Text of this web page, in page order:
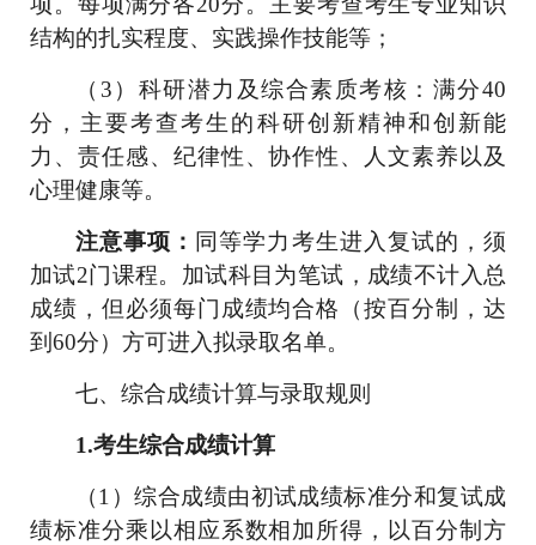
结构的扎实程度、实践操作技能等 ；
（ 3 ）科研潜力及综合素质考核 ：满分40
分， 主要考查考生的科研创新精神和创新能
力、责任感、纪律性、协作性、人文素养以及
心理健康等。
注意事项： 同等学力考生进入复试的，须
加试2门课程。加试科目 为笔试， 成绩不计入总
成绩，但必须每门成绩均合格（按百分制，达
到 60分）方可进入拟录取名单。
七、综合成绩计算与录取规则
1.考生综合成绩计算
（1 ）综合成绩由初试成绩标准分和复试成
绩标准分乘以相应系数相加所得，以百分制方